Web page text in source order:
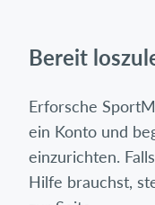
Bereit
Erforsche
ein Konto und
einzurichten.
Hilfe brauchst,